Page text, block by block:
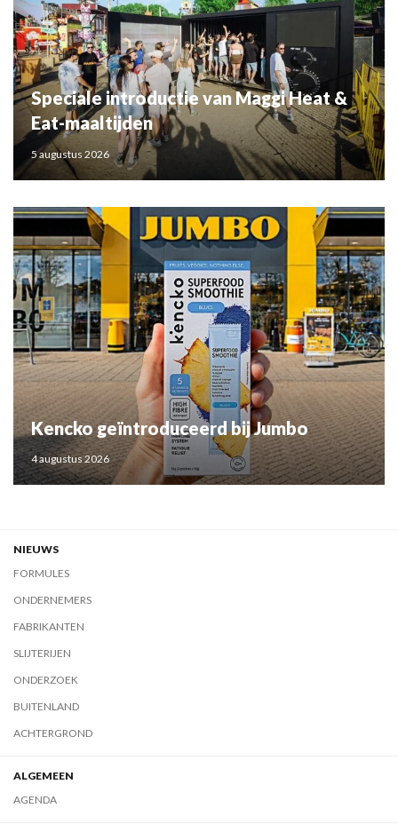
Speciale introductie van Maggi Heat &
Eat-maaltijden
5 augustus 2026
Kencko geïntroduceerd bij Jumbo
4 augustus 2026
NIEUWS
FORMULES
ONDERNEMERS
FABRIKANTEN
SLIJTERIJEN
ONDERZOEK
BUITENLAND
ACHTERGROND
ALGEMEEN
AGENDA